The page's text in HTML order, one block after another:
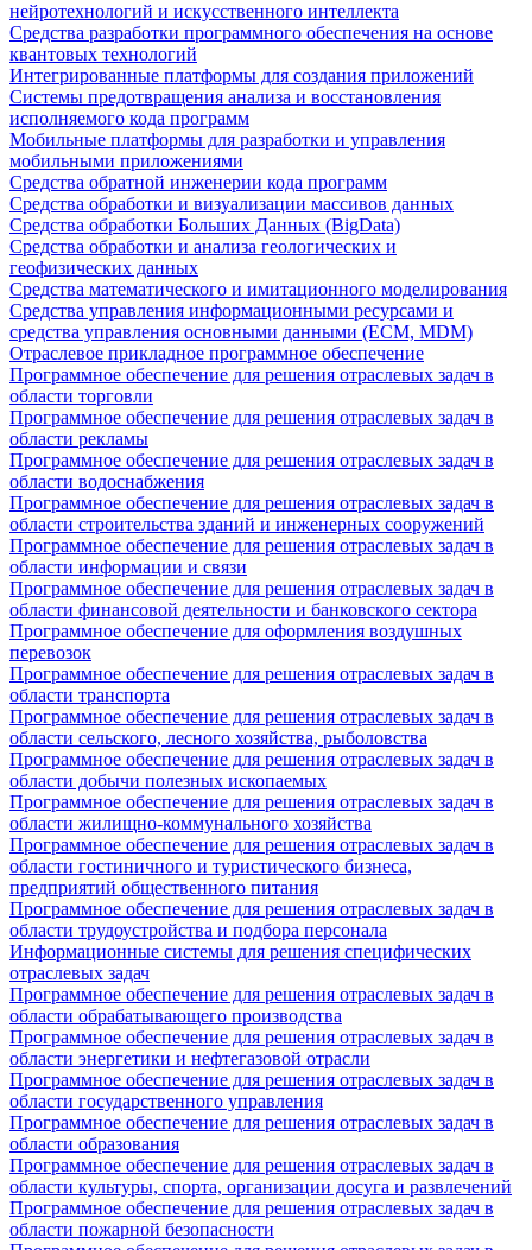
нейротехнологий и искусственного интеллекта
Средства разработки программного обеспечения на основе
квантовых технологий
Интегрированные платформы для создания приложений
Системы предотвращения анализа и восстановления
исполняемого кода программ
Мобильные платформы для разработки и управления
мобильными приложениями
Средства обратной инженерии кода программ
Средства обработки и визуализации массивов данных
Средства обработки Больших Данных (BigData)
Средства обработки и анализа геологических и
геофизических данных
Средства математического и имитационного моделирования
Средства управления информационными ресурсами и
средства управления основными данными (ECM, MDM)
Отраслевое прикладное программное обеспечение
Программное обеспечение для решения отраслевых задач в
области торговли
Программное обеспечение для решения отраслевых задач в
области рекламы
Программное обеспечение для решения отраслевых задач в
области водоснабжения
Программное обеспечение для решения отраслевых задач в
области строительства зданий и инженерных сооружений
Программное обеспечение для решения отраслевых задач в
области информации и связи
Программное обеспечение для решения отраслевых задач в
области финансовой деятельности и банковского сектора
Программное обеспечение для оформления воздушных
перевозок
Программное обеспечение для решения отраслевых задач в
области транспорта
Программное обеспечение для решения отраслевых задач в
области сельского, лесного хозяйства, рыболовства
Программное обеспечение для решения отраслевых задач в
области добычи полезных ископаемых
Программное обеспечение для решения отраслевых задач в
области жилищно-коммунального хозяйства
Программное обеспечение для решения отраслевых задач в
области гостиничного и туристического бизнеса,
предприятий общественного питания
Программное обеспечение для решения отраслевых задач в
области трудоустройства и подбора персонала
Информационные системы для решения специфических
отраслевых задач
Программное обеспечение для решения отраслевых задач в
области обрабатывающего производства
Программное обеспечение для решения отраслевых задач в
области энергетики и нефтегазовой отрасли
Программное обеспечение для решения отраслевых задач в
области государственного управления
Программное обеспечение для решения отраслевых задач в
области образования
Программное обеспечение для решения отраслевых задач в
области культуры, спорта, организации досуга и развлечений
Программное обеспечение для решения отраслевых задач в
области пожарной безопасности